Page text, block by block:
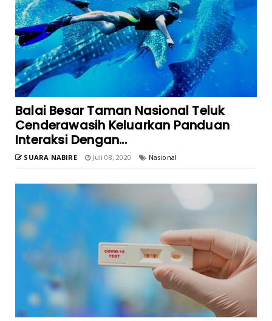
Balai Besar Taman Nasional Teluk
Cenderawasih Keluarkan Panduan
Interaksi Dengan...
SUARA NABIRE Juli 08, 2020 Nasional